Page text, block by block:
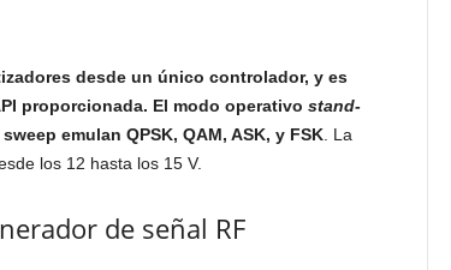
desde un único controlador, y es
proporcionada. El modo operativo stand-
emulan QPSK, QAM, ASK, y FSK. La
los 12 hasta los 15 V.
de señal RF